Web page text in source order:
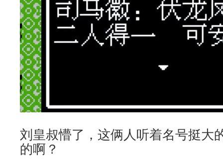
刘皇叔懵了，这俩人听着名号挺大
的啊？